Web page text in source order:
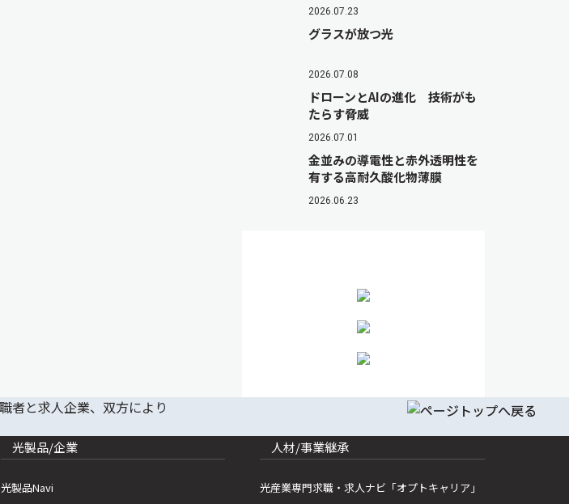
2026.07.23
グラスが放つ光
2026.07.08
ドローンとAIの進化 技術がも
たらす脅威
2026.07.01
金並みの導電性と赤外透明性を
有する高耐久酸化物薄膜
2026.06.23
光製品/企業
光製品Navi
人材/事業継承
光産業専門求職・求人ナビ「オプトキャリア」